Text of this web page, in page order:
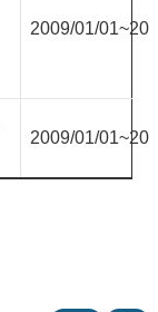
2009/01/
2009/01/